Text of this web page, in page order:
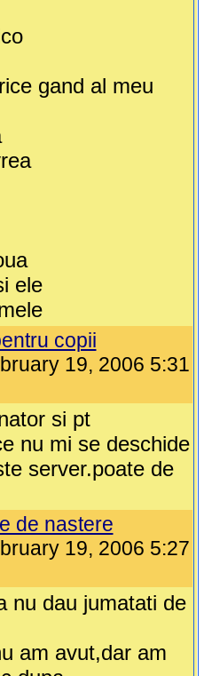
gand al meu
ele
copii
19, 2006 5:31
si pt
nu mi se deschide
server.poate de
de nastere
19, 2006 5:27
nu dau jumatati de
am avut,dar am